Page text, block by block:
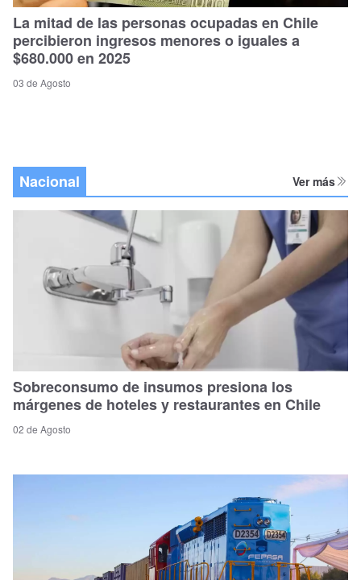
La mitad de las personas ocupadas en Chile
percibieron ingresos menores o iguales a
$680.000 en 2025
03 de Agosto
Nacional Ver más
Sobreconsumo de insumos presiona los
márgenes de hoteles y restaurantes en Chile
02 de Agosto